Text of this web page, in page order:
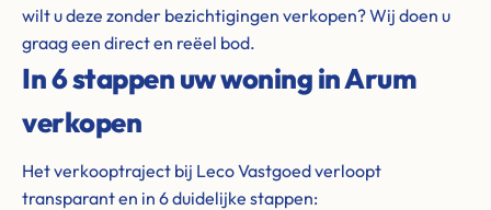
wilt u deze zonder bezichtigingen verkopen? Wij doen u
graag een direct en reëel bod.
In 6 stappen uw woning in Arum
verkopen
Het verkooptraject bij Leco Vastgoed verloopt
transparant en in 6 duidelijke stappen: